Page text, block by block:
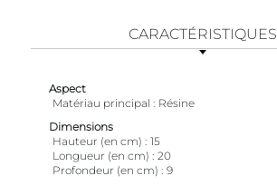
CARACTÉRISTIQUES
Aspect
Matériau principal
Résine
Dimensions
Hauteur (en cm)
15
Longueur (en cm)
20
Profondeur (en cm)
9